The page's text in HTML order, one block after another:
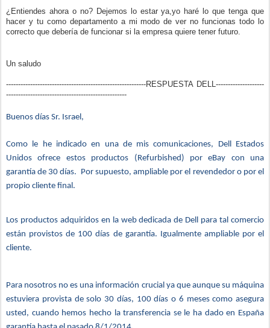
¿Entiendes ahora o no? Dejemos lo estar ya,yo haré lo que tenga que
hacer y tu como departamento a mi modo de ver no funcionas todo lo
correcto que debería de funcionar si la empresa quiere tener futuro.
Un saludo
----------------------------------------------------------RESPUESTA DELL--------------------
--------------------------------------------------
Buenos días Sr. Israel,
Como le he indicado en una de mis comunicaciones, Dell Estados
Unidos ofrece estos productos (Refurbished) por eBay con una
garantía de 30 días. Por supuesto, ampliable por el revendedor o por el
propio cliente final.
Los productos adquiridos en la web dedicada de Dell para tal comercio
están provistos de 100 días de garantía. Igualmente ampliable por el
cliente.
Para nosotros no es una información crucial ya que aunque su máquina
estuviera provista de solo 30 días, 100 días o 6 meses como asegura
usted, cuando hemos hecho la transferencia se le ha dado en España